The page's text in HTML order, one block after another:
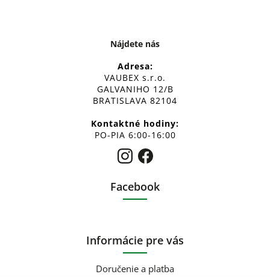
Nájdete nás
Adresa:
VAUBEX s.r.o.
GALVANIHO 12/B
BRATISLAVA 82104
Kontaktné hodiny:
PO-PIA 6:00-16:00
Facebook
Informácie pre vás
Doručenie a platba